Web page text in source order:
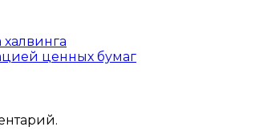
ценных бумаг